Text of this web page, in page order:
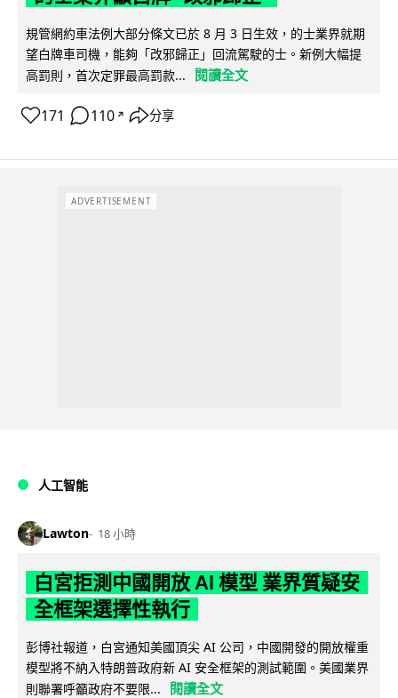
規管網約車法例大部分條文已於 8 月 3 日生效，的士業界就期
望白牌車司機，能夠「改邪歸正」回流駕駛的士。新例大幅提
高罰則，首次定罪最高罰款...
閱讀全文
171 110 ↗ 分享
ADVERTISEMENT
人工智能
Lawton 18 小時
白宮拒測中國開放 AI 模型 業界質疑安
全框架選擇性執行
彭博社報道，白宮通知美國頂尖 AI 公司，中國開發的開放權重
模型將不納入特朗普政府新 AI 安全框架的測試範圍。美國業界
則聯署呼籲政府不要限...
閱讀全文